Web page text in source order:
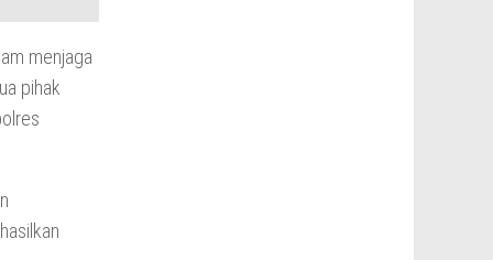
menjaga
pihak